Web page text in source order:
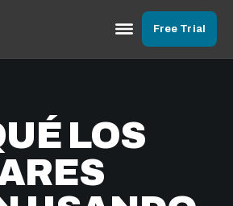
Free Trial
LOS